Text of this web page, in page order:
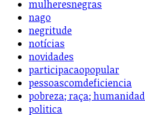
mulheresnegras
nago
negritude
notícias
novidades
participacaopopular
pessoascomdeficiencia
pobreza; raça;
politica